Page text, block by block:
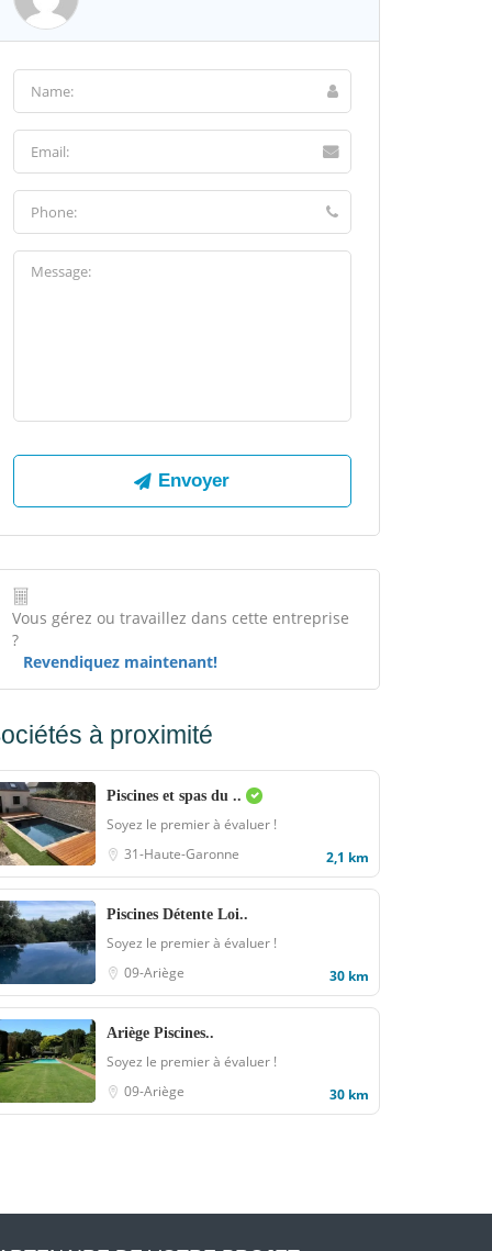
Vous gérez ou travaillez dans cette entreprise
?
Revendiquez maintenant!
à proximité
Piscines et spas du ..
Soyez le premier à évaluer !
31-Haute-Garonne
2,1 km
Piscines Détente Loi..
Soyez le premier à évaluer !
09-Ariège
30 km
Ariège Piscines..
Soyez le premier à évaluer !
09-Ariège
30 km